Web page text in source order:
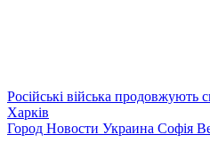
Російські війська продовжують
Харків
Город Новости Украина Софія